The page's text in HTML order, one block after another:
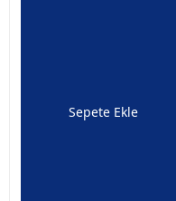
Sepete Ekle